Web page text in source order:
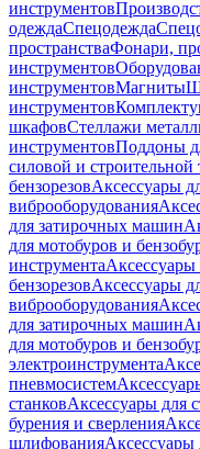
инструментов
одеждаСпецодежда
пространстваФонари,
инструментов
инструментовМагниты
инструментов
шкафовСтеллажи
инструментовПоддоны
силовой и строительной
бензорезовАксессуары
виброоборудования
для затирочных машин
для мотобуров и
инструмента
бензорезовАксессуары
виброоборудования
для затирочных машин
для мотобуров и
электроинструмента
пневмосистем
станковАксессуары для
бурения и сверления
шлифованияАксессуары